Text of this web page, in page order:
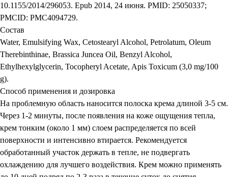
10.1155/2014/296053. Epub 2014, 24 июня. PMID: 25050337;
PMCID: PMC4094729.
Состав
Water, Emulsifying Wax, Cetostearyl Alcohol, Petrolatum, Oleum
Therebinthinae, Brassica Juncea Oil, Benzyl Alcohol,
Ethylhexylglycerin, Tocopheryl Acetate, Apis Toxicum (3,0 mg/100
g).
Способ применения и дозировка
На проблемную область наносится полоска крема длиной 3-5 см.
Через 1-2 минуты, после появления на коже ощущения тепла,
крем тонким (около 1 мм) слоем распределяется по всей
поверхности и интенсивно втирается. Рекомендуется
обработанный участок держать в тепле, не подвергать
охлаждению для лучшего воздействия. Крем можно применять